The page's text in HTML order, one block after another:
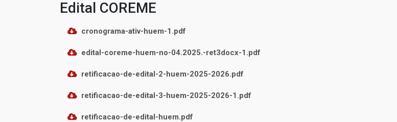
Edital COREME
cronograma-ativ-huem-1.pdf
edital-coreme-huem-no-04.2025.-ret3docx-1.pdf
retificacao-de-edital-2-huem-2025-2026.pdf
retificacao-de-edital-3-huem-2025-2026-1.pdf
retificacao-de-edital-huem.pdf